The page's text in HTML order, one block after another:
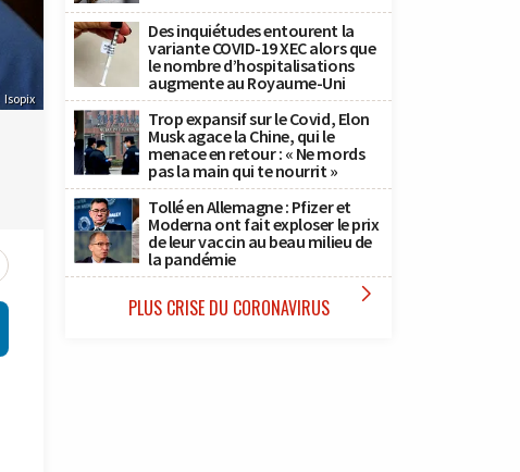
Isopix
Des inquiétudes entourent la
variante COVID-19 XEC alors que
le nombre d’hospitalisations
augmente au Royaume-Uni
Trop expansif sur le Covid, Elon
Musk agace la Chine, qui le
menace en retour : « Ne mords
pas la main qui te nourrit »
Tollé en Allemagne : Pfizer et
Moderna ont fait exploser le prix
de leur vaccin au beau milieu de
la pandémie
PLUS CRISE DU CORONAVIRUS 